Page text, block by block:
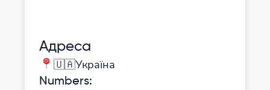
Адреса
🇺🇦Україна
Numbers: